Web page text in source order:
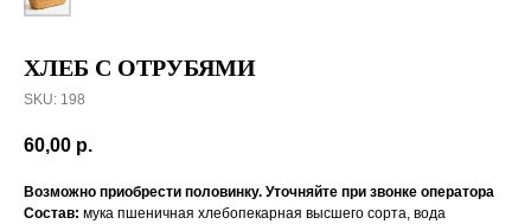
ХЛЕБ С ОТРУБЯМИ
SKU: 198
60,00 р.
Возможно приобрести половинку. Уточняйте при звонке оператора
Состав: мука пшеничная хлебопекарная высшего сорта, вода